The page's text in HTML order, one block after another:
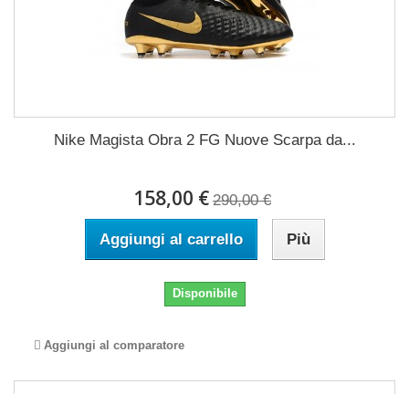
Nike Magista Obra 2 FG Nuove Scarpa da...
158,00 € 290,00 €
Aggiungi al carrello Più
Disponibile
Aggiungi al comparatore